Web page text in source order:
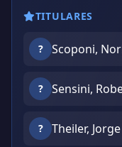
TITULARES
? Scoponi,
? Sensini,
? Theiler,